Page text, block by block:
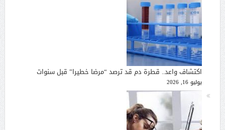
اكتشاف واعد.. قطرة دم قد ترصد “مرضا خطيرا” قبل سنوات
يوليو 16, 2026